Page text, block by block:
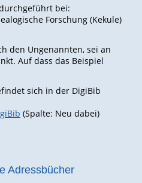
bei:
Forschung (Kekule)
den Ungenannten, sei an
Auf dass das Beispiel
sich in der DigiBib
(Spalte: Neu dabei)
Adressbücher